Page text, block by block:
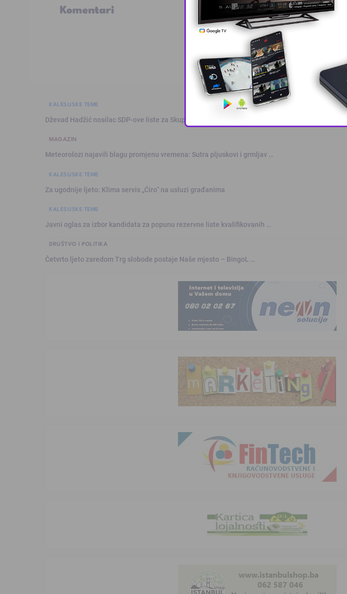
Komentari
KALESIJSKE TEME
Dževad Hadžić nosilac SDP-ove liste za Skupštinu Tuzlanskog kanton …
MAGAZIN
Meteorolozi najavili blagu promjenu vremena: Sutra pljuskovi i grmljav …
KALESIJSKE TEME
Za ugodnije ljeto: Klima servis „Ćiro“ na usluzi građanima
KALESIJSKE TEME
Javni oglas za izbor kandidata za popunu rezervne liste kvalifikovanih …
DRUŠTVO I POLITIKA
Četvrto ljeto zaredom Trg slobode postaje Naše mjesto – BingoL …